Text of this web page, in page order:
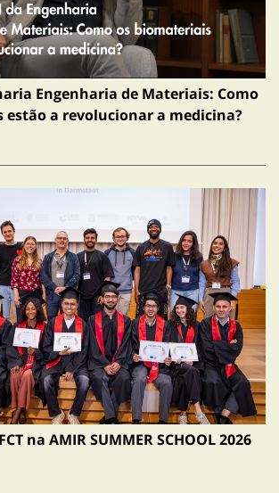
Engenharia de Materiais: Como
estão a revolucionar a medicina?
na AMIR SUMMER SCHOOL 2026